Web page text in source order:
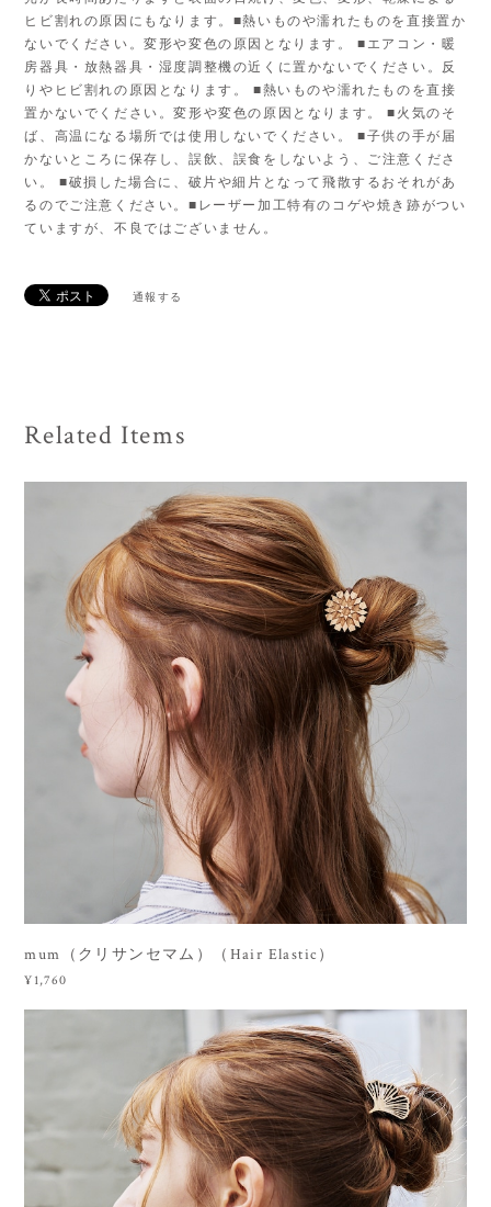
ヒビ割れの原因にもなります。■熱いものや濡れたものを直接置か
ないでください。変形や変色の原因となります。 ■エアコン・暖
房器具・放熱器具・湿度調整機の近くに置かないでください。反
りやヒビ割れの原因となります。 ■熱いものや濡れたものを直接
置かないでください。変形や変色の原因となります。 ■火気のそ
ば、高温になる場所では使用しないでください。 ■子供の手が届
かないところに保存し、誤飲、誤食をしないよう、ご注意くださ
い。 ■破損した場合に、破片や細片となって飛散するおそれがあ
るのでご注意ください。■レーザー加工特有のコゲや焼き跡がつい
ていますが、不良ではございません。
通報する
Related Items
mum（クリサンセマム）（Hair Elastic）
¥1,760